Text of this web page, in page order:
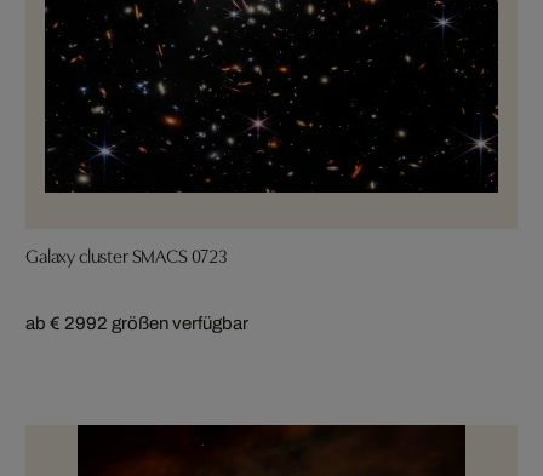
Galaxy cluster SMACS 0723
ab € 2992 größen verfügbar